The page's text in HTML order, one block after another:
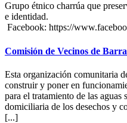
Grupo étnico charrúa que
e identidad.
Facebook: https://
Comisión de Vecinos de
Esta organización comunitaria
construir y poner en
para el tratamiento de las
domiciliaria de los desechos y
[...]